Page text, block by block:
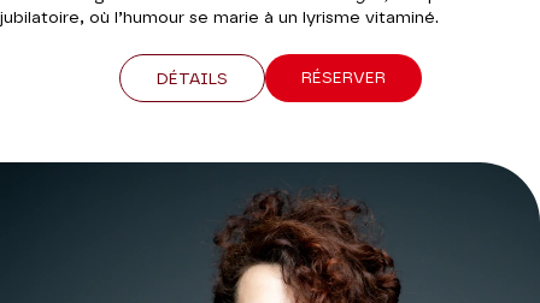
jubilatoire, où l’humour se marie à un lyrisme vitaminé.
DÉTAILS RÉSERVER